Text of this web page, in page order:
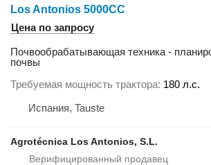
Los Antonios 5000CC
Цена по запросу
Почвообрабатывающая техника -
почвы
Требуемая мощность трактора 180 л.с.
Испания, Tauste
Agrotécnica Los Antonios, S.L.